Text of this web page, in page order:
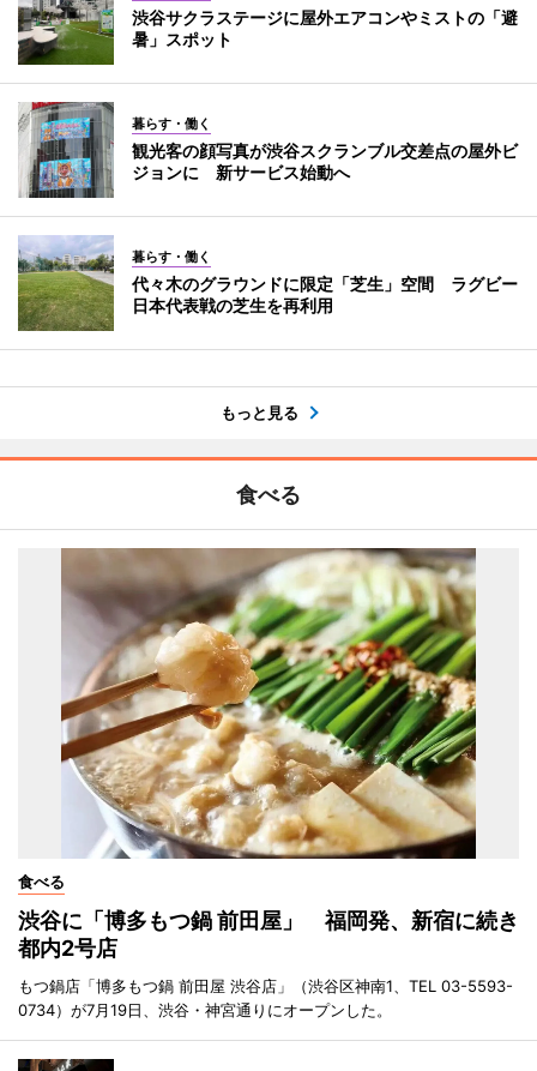
渋谷サクラステージに屋外エアコンやミストの「避
暑」スポット
暮らす・働く
観光客の顔写真が渋谷スクランブル交差点の屋外ビ
ジョンに 新サービス始動へ
暮らす・働く
代々木のグラウンドに限定「芝生」空間 ラグビー
日本代表戦の芝生を再利用
もっと見る
食べる
食べる
渋谷に「博多もつ鍋 前田屋」 福岡発、新宿に続き
都内2号店
もつ鍋店「博多もつ鍋 前田屋 渋谷店」（渋谷区神南1、TEL 03-5593-
0734）が7月19日、渋谷・神宮通りにオープンした。